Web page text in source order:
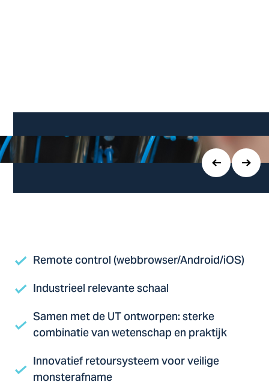
Remote control (webbrowser/Android/iOS)
Industrieel relevante schaal
Samen met de UT ontworpen: sterke
combinatie van wetenschap en praktijk
Innovatief retoursysteem voor veilige
monsterafname